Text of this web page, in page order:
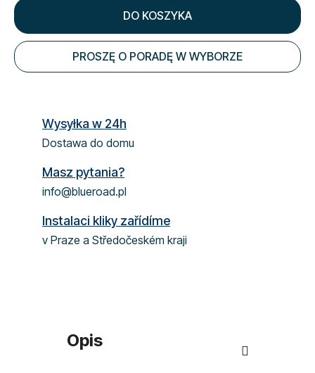
Cena jednostkowa:
DO KOSZYKA
PROSZĘ O PORADĘ W WYBORZE
Wysyłka w 24h
Dostawa do domu
Masz pytania?
info@blueroad.pl
Instalaci kliky zařídíme
v Praze a Středočeském kraji
Opis